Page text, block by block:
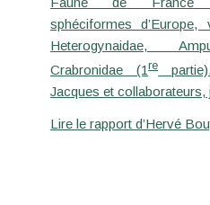
sphéciformes d’Europe,
Heterogynaidae,
Crabronidae (1re
Jacques et collaborateurs,
Lire le rapport d’Hervé